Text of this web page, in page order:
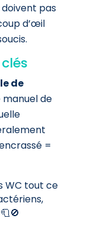
pas
d’œil
de
manuel de
=
WC tout ce